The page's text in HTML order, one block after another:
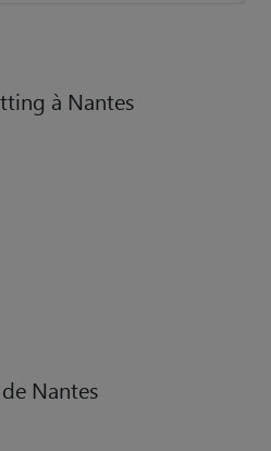
à Nantes
Nantes